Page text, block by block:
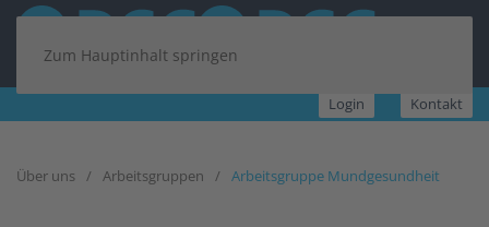
Zum Hauptinhalt springen
Login Kontakt
Über uns Arbeitsgruppen Arbeitsgruppe Mundgesundheit